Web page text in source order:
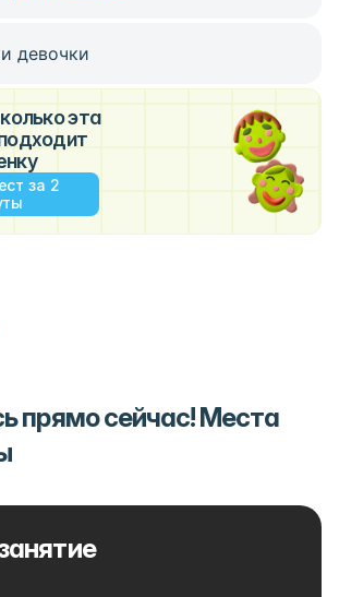
девочки
эта
за 2
прямо сейчас! Места